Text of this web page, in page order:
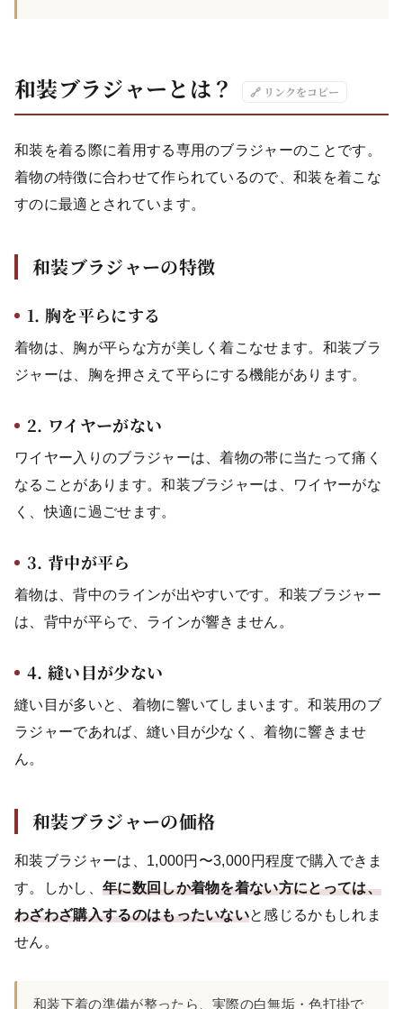
和装ブラジャーとは？ 🔗 リンクをコピー
和装を着る際に着用する専用のブラジャーのことです。
着物の特徴に合わせて作られているので、和装を着こな
すのに最適とされています。
和装ブラジャーの特徴
1. 胸を平らにする
着物は、胸が平らな方が美しく着こなせます。和装ブラ
ジャーは、胸を押さえて平らにする機能があります。
2. ワイヤーがない
ワイヤー入りのブラジャーは、着物の帯に当たって痛く
なることがあります。和装ブラジャーは、ワイヤーがな
く、快適に過ごせます。
3. 背中が平ら
着物は、背中のラインが出やすいです。和装ブラジャー
は、背中が平らで、ラインが響きません。
4. 縫い目が少ない
縫い目が多いと、着物に響いてしまいます。和装用のブ
ラジャーであれば、縫い目が少なく、着物に響きませ
ん。
和装ブラジャーの価格
和装ブラジャーは、1,000円〜3,000円程度で購入できま
す。しかし、 年に数回しか着物を着ない方にとっては、
わざわざ購入するのはもったいないと感じるかもしれま
せん。
和装下着の準備が整ったら、実際の白無垢・色打掛で